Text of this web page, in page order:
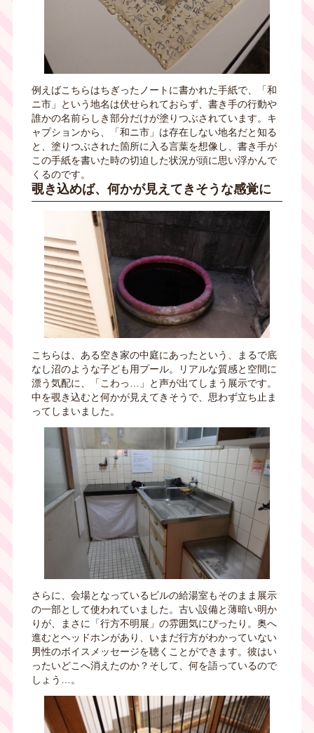
例えばこちらはちぎったノートに書かれた手紙で、「和
ニ市」という地名は伏せられておらず、書き手の行動や
誰かの名前らしき部分だけが塗りつぶされています。キ
ャプションから、「和ニ市」は存在しない地名だと知る
と、塗りつぶされた箇所に入る言葉を想像し、書き手が
この手紙を書いた時の切迫した状況が頭に思い浮かんで
くるのです。
覗き込めば、何かが見えてきそうな感覚に
こちらは、ある空き家の中庭にあったという、まるで底
なし沼のような子ども用プール。リアルな質感と空間に
漂う気配に、「こわっ…」と声が出てしまう展示です。
中を覗き込むと何かが見えてきそうで、思わず立ち止ま
ってしまいました。
さらに、会場となっているビルの給湯室もそのまま展示
の一部として使われていました。古い設備と薄暗い明か
りが、まさに「行方不明展」の雰囲気にぴったり。奥へ
進むとヘッドホンがあり、いまだ行方がわかっていない
男性のボイスメッセージを聴くことができます。彼はい
ったいどこへ消えたのか？そして、何を語っているので
しょう…。